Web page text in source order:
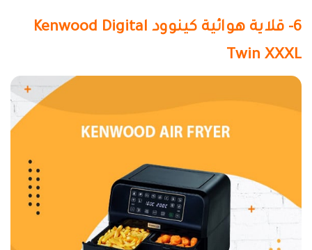
6- قلاية هوائية كينوود Kenwood Digital
Twin XXXL